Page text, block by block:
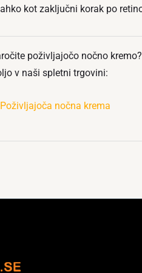
kot zaključni korak po
poživljajočo nočno kremo?
v naši spletni trgovini:
nočna krema